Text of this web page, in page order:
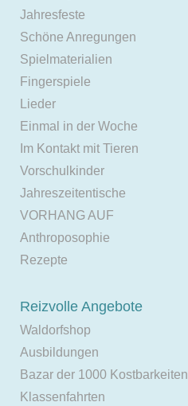
Jahresfeste
Schöne Anregungen
Spielmaterialien
Fingerspiele
Lieder
Einmal in der Woche
Im Kontakt mit Tieren
Vorschulkinder
Jahreszeitentische
VORHANG AUF
Anthroposophie
Rezepte
Reizvolle Angebote
Waldorfshop
Ausbildungen
Bazar der 1000 Kostbarkeiten
Klassenfahrten